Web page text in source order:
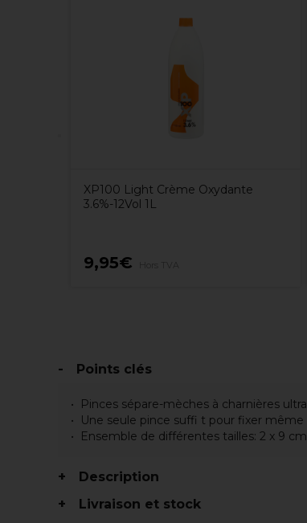
XP100 Light Crème Oxydante
3.6%-12Vol 1L
9,95€
Points clés
Pinces sépare-mèches à charnières
Une seule pince suffi t pour fixer
Ensemble de différentes tailles: 2 x 9 cm
Description
Livraison et stock